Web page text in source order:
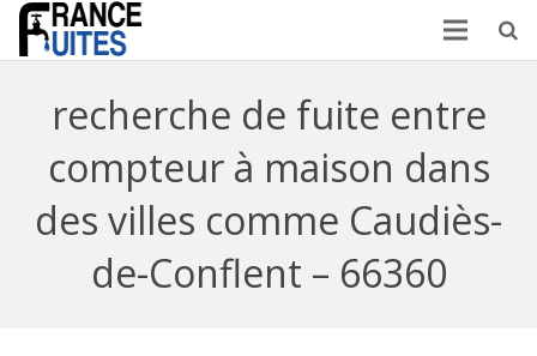
recherche de fuite entre
compteur à maison dans
des villes comme Caudiès-
de-Conflent – 66360